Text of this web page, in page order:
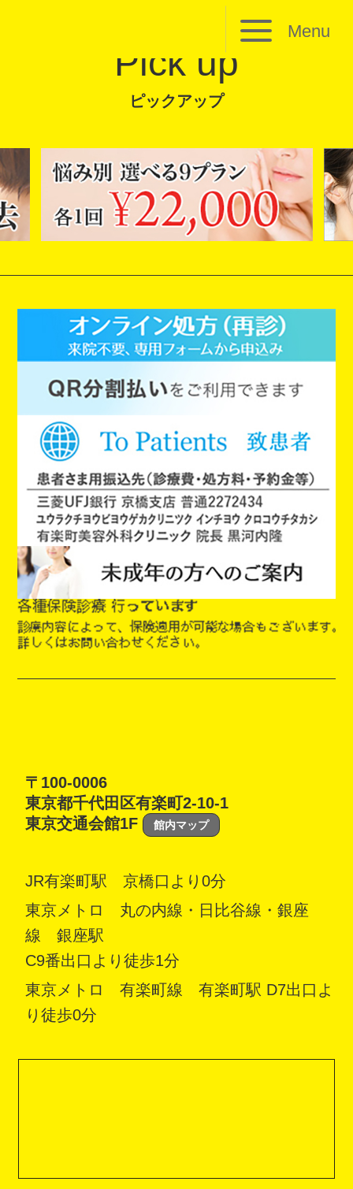
Menu
Pick up
ピックアップ
〒100-0006
東京都千代田区有楽町2-10-1
東京交通会館1F
館内マップ
JR有楽町駅 京橋口より0分
東京メトロ 丸の内線・日比谷線・銀座
線 銀座駅
C9番出口より徒歩1分
東京メトロ 有楽町線 有楽町駅 D7出口よ
り徒歩0分